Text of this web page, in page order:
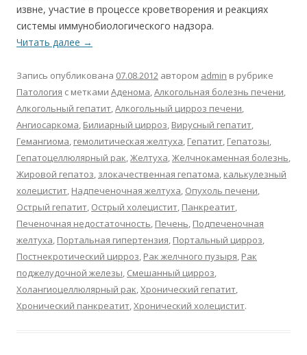
извне, участие в процессе кроветворения и реакциях
системы иммунобиологического надзора.
Читать далее →
Запись опубликована 07.08.2012 автором admin в рубрике
Патология с метками Аденома,Алкогольная болезнь печени,
Алкогольный гепатит,Алкогольный цирроз печени,
Ангиосаркома, Билиарный цирроз, Вирусный гепатит,
Гемангиома, гемолитическая желтуха, Гепатит, Гепатозы,
Гепатоцеллюлярный рак,Желтуха,Желчнокаменная болезнь,
Жировой гепатоз, злокачественная гепатома, калькулезный
холецистит, Надпеченочная желтуха, Опухоль печени,
Острый гепатит, Острый холецистит, Панкреатит,
Печеночная недостаточность, Печень, Подпеченочная
желтуха, Портальная гипертензия, Портальный цирроз,
Постнекротический цирроз, Рак желчного пузыря, Рак
поджелудочной железы, Смешанный цирроз,
Холангиоцеллюлярный рак,Хронический гепатит,
Хронический панкреатит,Хронический холецистит.